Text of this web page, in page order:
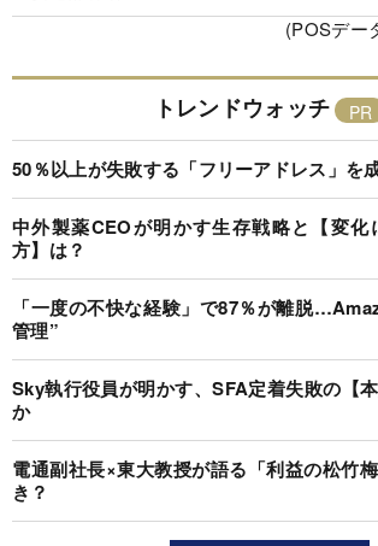
(POSデー
トレンドウォッチ
50％以上が失敗する「フリーアドレス」を
中外製薬CEOが明かす生存戦略と【変化
方】は？
「一度の不快な経験」で87％が離脱
管理”
Sky執行役員が明かす、SFA定着失敗の【
か
電通副社長×東大教授が語る「利益の松竹
き？